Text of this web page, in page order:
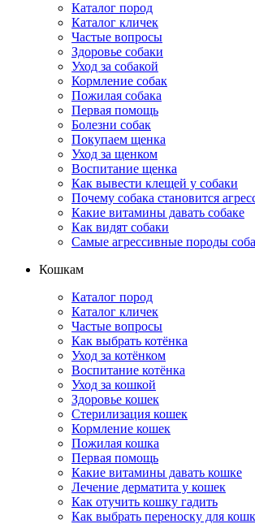
Каталог пород
Каталог кличек
Частые вопросы
Здоровье собаки
Уход за собакой
Кормление собак
Пожилая собака
Первая помощь
Болезни собак
Покупаем щенка
Уход за щенком
Воспитание щенка
Как вывести клещей у собаки
Почему собака становится
Какие витамины давать собаке
Как видят собаки
Самые агрессивные породы
Кошкам
Каталог пород
Каталог кличек
Частые вопросы
Как выбрать котёнка
Уход за котёнком
Воспитание котёнка
Уход за кошкой
Здоровье кошек
Стерилизация кошек
Кормление кошек
Пожилая кошка
Первая помощь
Какие витамины давать кошке
Лечение дерматита у кошек
Как отучить кошку гадить
Как выбрать переноску для